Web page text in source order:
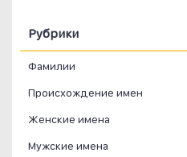
Рубрики
Фамилии
Происхождение имен
Женские имена
Мужские имена